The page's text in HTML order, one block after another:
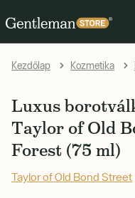
Kezdőlap Kozmetika
Luxus
Taylor of Old
Forest (75 ml)
Taylor of Old Bond Street